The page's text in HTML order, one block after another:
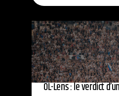
OL-Lens : le verdict